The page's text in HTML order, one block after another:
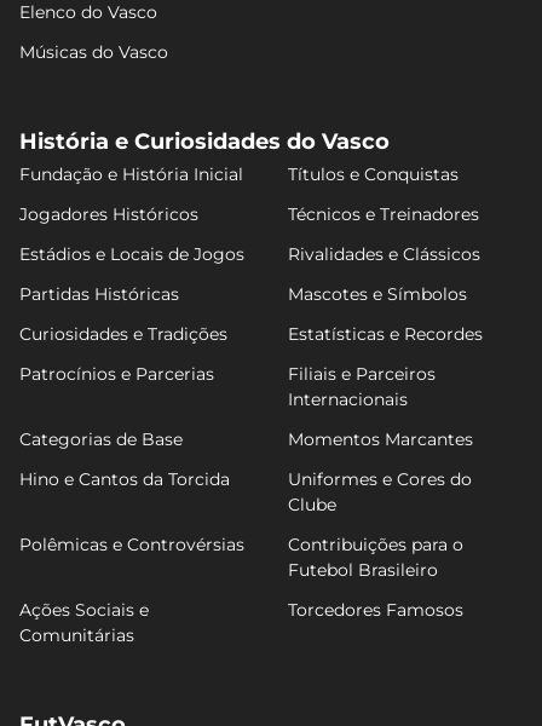
Elenco do Vasco
Músicas do Vasco
História e Curiosidades do Vasco
Fundação e História Inicial
Títulos e Conquistas
Jogadores Históricos
Técnicos e Treinadores
Estádios e Locais de Jogos
Rivalidades e Clássicos
Partidas Históricas
Mascotes e Símbolos
Curiosidades e Tradições
Estatísticas e Recordes
Patrocínios e Parcerias
Filiais e Parceiros
Internacionais
Categorias de Base
Momentos Marcantes
Hino e Cantos da Torcida
Uniformes e Cores do
Clube
Polêmicas e Controvérsias
Contribuições para o
Futebol Brasileiro
Ações Sociais e
Comunitárias
Torcedores Famosos